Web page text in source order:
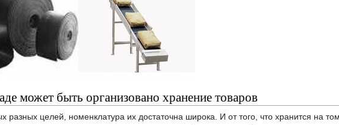
может быть организовано хранение товаров
разных целей, номенклатура их достаточна широка. И от того, что хранится на